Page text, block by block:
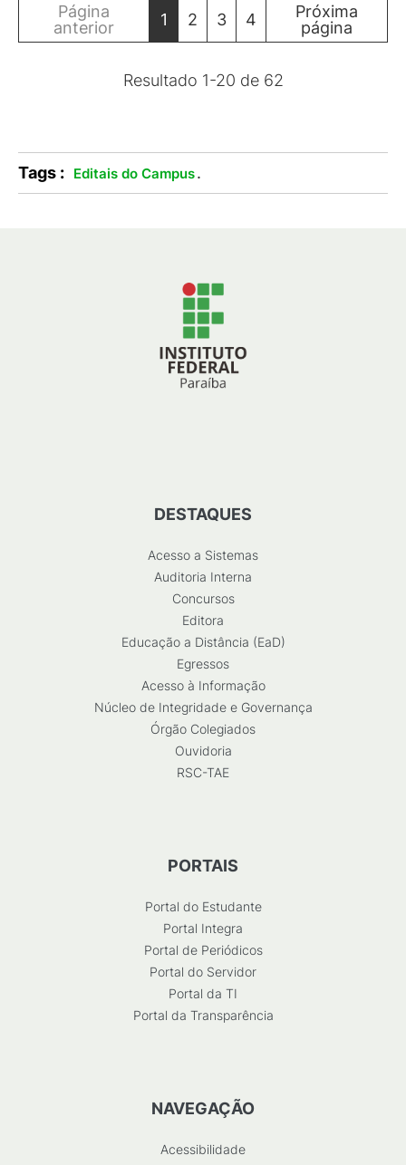
Página
anterior
1 2 3 4
Próxima
página
Resultado 1-20 de 62
Tags : Editais do Campus.
DESTAQUES
Acesso a Sistemas
Auditoria Interna
Concursos
Editora
Educação a Distância (EaD)
Egressos
Acesso à Informação
Núcleo de Integridade e Governança
Órgão Colegiados
Ouvidoria
RSC-TAE
PORTAIS
Portal do Estudante
Portal Integra
Portal de Periódicos
Portal do Servidor
Portal da TI
Portal da Transparência
NAVEGAÇÃO
Acessibilidade